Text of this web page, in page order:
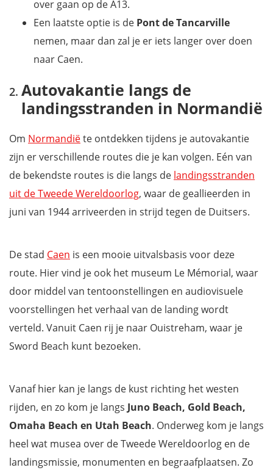
over gaan op de A13.
Een laatste optie is de Pont de Tancarville
nemen, maar dan zal je er iets langer over doen
naar Caen.
Autovakantie langs de
landingsstranden in Normandië
Om Normandiëte ontdekken tijdens je autovakantie
zijn er verschillende routes die je kan volgen. Eén van
de bekendste routes is die langs de landingsstranden
uit de Tweede Wereldoorlog, waar de geallieerden in
juni van 1944 arriveerden in strijd tegen de Duitsers.
De stad Caen is een mooie uitvalsbasis voor deze
route. Hier vind je ook het museum Le Mémorial, waar
door middel van tentoonstellingen en audiovisuele
voorstellingen het verhaal van de landing wordt
verteld. Vanuit Caen rij je naar Ouistreham, waar je
Sword Beach kunt bezoeken.
Vanaf hier kan je langs de kust richting het westen
rijden, en zo kom je langs Juno Beach, Gold Beach,
Omaha Beach en Utah Beach. Onderweg kom je langs
heel wat musea over de Tweede Wereldoorlog en de
landingsmissie, monumenten en begraafplaatsen. Zo